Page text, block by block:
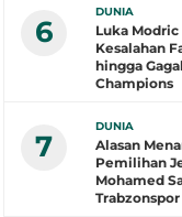
6
DUNIA
Luka
Kesalahan
hingga
Champions
7
DUNIA
Alasan
Pemilihan
Mohamed
Trabzonspor